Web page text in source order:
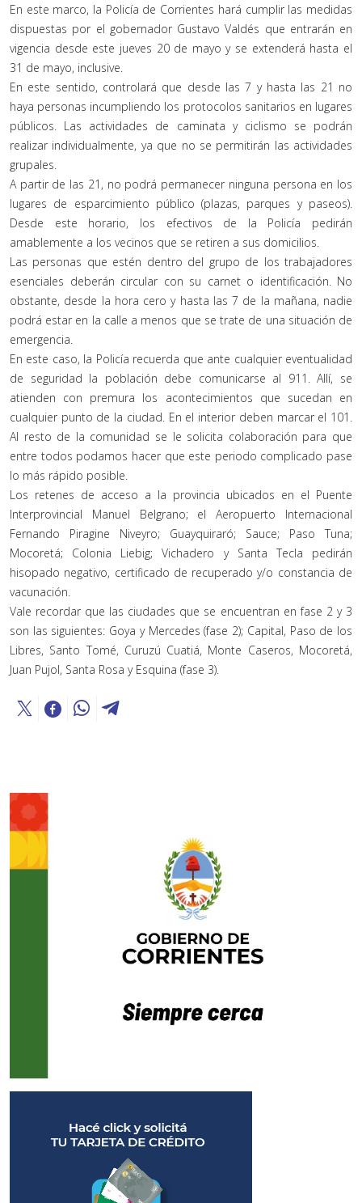
En este marco, la Policía de Corrientes hará cumplir las medidas
dispuestas por el gobernador Gustavo Valdés que entrarán en
vigencia desde este jueves 20 de mayo y se extenderá hasta el
31 de mayo, inclusive.
En este sentido, controlará que desde las 7 y hasta las 21 no
haya personas incumpliendo los protocolos sanitarios en lugares
públicos. Las actividades de caminata y ciclismo se podrán
realizar individualmente, ya que no se permitirán las actividades
grupales.
A partir de las 21, no podrá permanecer ninguna persona en los
lugares de esparcimiento público (plazas, parques y paseos).
Desde este horario, los efectivos de la Policía pedirán
amablemente a los vecinos que se retiren a sus domicilios.
Las personas que estén dentro del grupo de los trabajadores
esenciales deberán circular con su carnet o identificación. No
obstante, desde la hora cero y hasta las 7 de la mañana, nadie
podrá estar en la calle a menos que se trate de una situación de
emergencia.
En este caso, la Policía recuerda que ante cualquier eventualidad
de seguridad la población debe comunicarse al 911. Allí, se
atienden con premura los acontecimientos que sucedan en
cualquier punto de la ciudad. En el interior deben marcar el 101.
Al resto de la comunidad se le solicita colaboración para que
entre todos podamos hacer que este periodo complicado pase
lo más rápido posible.
Los retenes de acceso a la provincia ubicados en el Puente
Interprovincial Manuel Belgrano; el Aeropuerto Internacional
Fernando Piragine Niveyro; Guayquiraró; Sauce; Paso Tuna;
Mocoretá; Colonia Liebig; Vichadero y Santa Tecla pedirán
hisopado negativo, certificado de recuperado y/o constancia de
vacunación.
Vale recordar que las ciudades que se encuentran en fase 2 y 3
son las siguientes: Goya y Mercedes (fase 2); Capital, Paso de los
Libres, Santo Tomé, Curuzú Cuatiá, Monte Caseros, Mocoretá,
Juan Pujol, Santa Rosa y Esquina (fase 3).